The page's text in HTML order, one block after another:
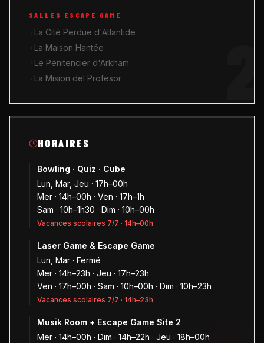
HORAIRES
Bowling · Quiz · Cube
Lun, Mar, Jeu · 17h–00h
Mer · 14h–00h · Ven · 17h–1h
Sam · 10h–1h30 · Dim · 10h–00h
Vacances scolaires 7/7 · 14h–00h
Laser Game & Escape Game
Lun, Mar · Fermé
Mer · 14h–23h · Jeu · 17h–23h
Ven · 17h–00h · Sam · 10h–00h · Dim · 10h–23h
Vacances scolaires 7/7 · 14h–23h
Musik Room + Escape Game Site 2
Mer · 14h–00h · Dim · 14h–22h · Jeu · 18h–00h
SALLES ESCAPE GAME
La Cité Perdue d'Atlantide
La Maison Hantée
Le Pénitencier d'Arkham
La Mision del Profesor